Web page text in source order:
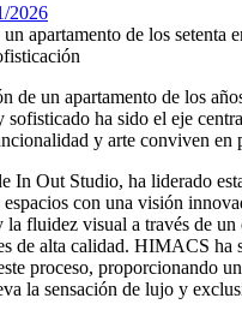
2026
de un apartamento de los
sofisticado ha sido el eje
y arte conviven en
In Out Studio, ha liderado
con una visión
fluidez visual a través de un
de alta calidad. HIMACS ha
proceso, proporcionando
la sensación de lujo y